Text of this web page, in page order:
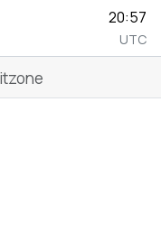
20:57
UTC